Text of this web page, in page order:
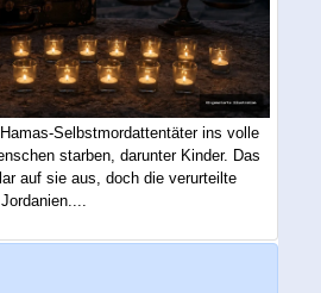
Selbstmordattentäter ins volle
starben, darunter Kinder. Das
auf sie aus, doch die verurteilte